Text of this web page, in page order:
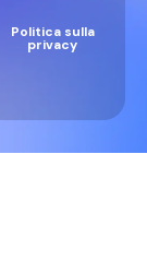
Politica sulla
privacy